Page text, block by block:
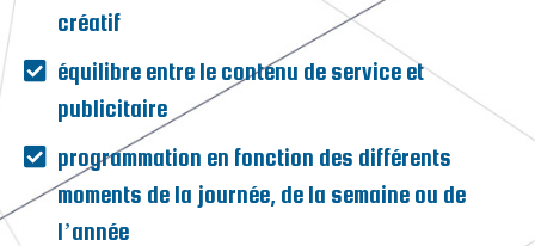
créatif
équilibre entre le contenu de service et
publicitaire
programmation en fonction des différents
moments de la journée, de la semaine ou de
l’année